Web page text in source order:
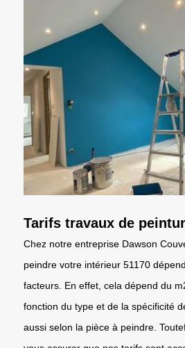
Tarifs travaux de
Chez notre entreprise Dawson
peindre votre intérieur 51170
facteurs. En effet, cela dépend du
fonction du type et de la spécificité
aussi selon la pièce à peindre.